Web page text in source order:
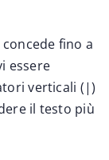
fino a
essere
verticali (|)
il testo più